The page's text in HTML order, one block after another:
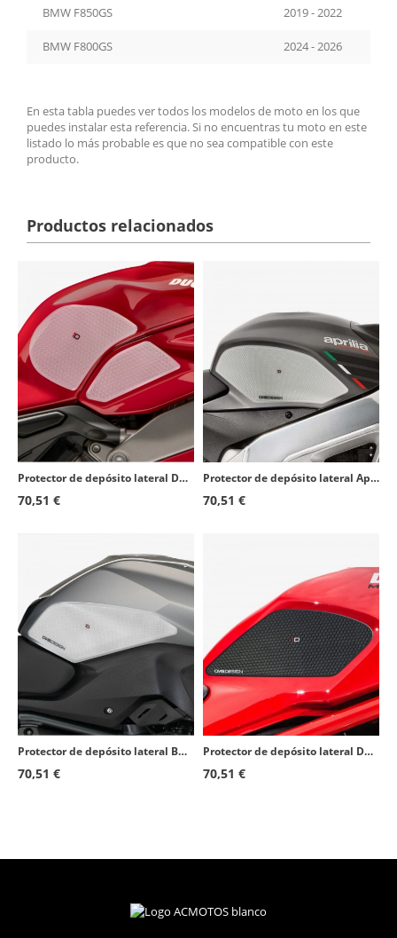
BMW F850GS 2019 - 2022
BMW F800GS 2024 - 2026
En esta tabla puedes ver todos los modelos de moto en los que
puedes instalar esta referencia. Si no encuentras tu moto en este
listado lo más probable es que no sea compatible con este
producto.
Productos relacionados
Protector de depósito lateral Ducati Panigale V4 (18-21), Panigale V4R (20-24), Panigale V4S (18-21) color Transparente de Puig
70,51 €
Protector de depósito lateral Aprilia RSV4 (09-20), Tuono V4R (11-14) color Transparente de Puig 20060W
70,51 €
Protector de depósito lateral BMW R1200RS (15-18) color Transparente de Puig 20064W
70,51 €
Protector de depósito lateral Ducati Monster 1200 (14-20), 797 (17-19), 797+ (17-20), 821 (14-20) color Negro de Puig 20068N
70,51 €